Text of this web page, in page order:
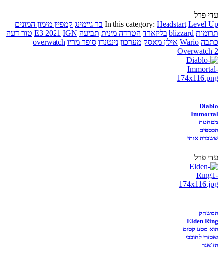
עדי פרל
In this category: Headstart Level Up בר גיימינג קמפיין מימון המונים
תרומות blizzard בליזארד הטרדה מינית תביעה E3 2021 IGN
טור דעה
כתבה Wario אילון מאסק מערכון נינטנדו סופר מריו overwatch
Overwatch 2
Diablo
Immortal –
מסחטת
הכספים
ששברה אותי
עדי פרל
המשחק
Elden Ring
הוא מסע קסום
ואכזרי לחובבי
הז'אנר